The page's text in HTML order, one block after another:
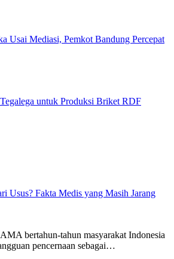
Usai Mediasi, Pemkot Bandung Percepat
untuk Produksi Briket RDF
Usus? Fakta Medis yang Masih Jarang
bertahun-tahun masyarakat Indonesia
pencernaan sebagai…